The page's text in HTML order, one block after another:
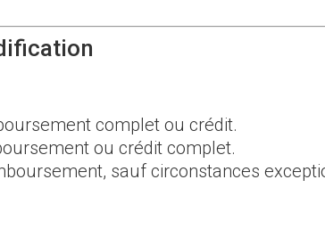
complet ou crédit.
ou crédit complet.
sauf circonstances